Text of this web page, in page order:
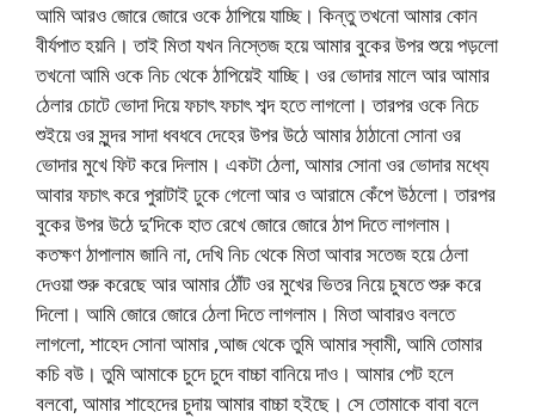
আমি আরও জোরে জোরে ওকে ঠাপিয়ে যাচ্ছি। কিন্তু তখনো আমার কোন
বীর্যপাত হয়নি। তাই মিতা যখন নিস্তেজ হয়ে আমার বুকের উপর শুয়ে পড়লো
তখনো আমি ওকে নিচ থেকে ঠাপিয়েই যাচ্ছি। ওর ভোদার মালে আর আমার
ঠেলার চোটে ভোদা দিয়ে ফচাৎ ফচাৎ শব্দ হতে লাগলো। তারপর ওকে নিচে
শুইয়ে ওর সুন্দর সাদা ধবধবে দেহের উপর উঠে আমার ঠাঠানো সোনা ওর
ভোদার মুখে ফিট করে দিলাম। একটা ঠেলা, আমার সোনা ওর ভোদার মধ্যে
আবার ফচাৎ করে পুরাটাই ঢুকে গেলো আর ও আরামে কেঁপে উঠলো। তারপর
বুকের উপর উঠে দু’দিকে হাত রেখে জোরে জোরে ঠাপ দিতে লাগলাম।
কতক্ষণ ঠাপালাম জানি না, দেখি নিচ থেকে মিতা আবার সতেজ হয়ে ঠেলা
দেওয়া শুরু করেছে আর আমার ঠোঁট ওর মুখের ভিতর নিয়ে চুষতে শুরু করে
দিলো। আমি জোরে জোরে ঠেলা দিতে লাগলাম। মিতা আবারও বলতে
লাগলো, শাহেদ সোনা আমার ,আজ থেকে তুমি আমার স্বামী, আমি তোমার
কচি বউ। তুমি আমাকে চুদে চুদে বাচ্চা বানিয়ে দাও। আমার পেট হলে
বলবো, আমার শাহেদের চুদায় আমার বাচ্চা হইছে। সে তোমাকে বাবা বলে